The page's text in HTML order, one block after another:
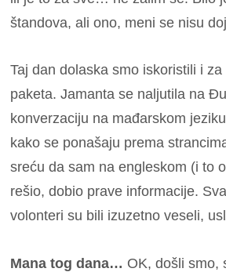
štandova, ali ono, meni se nisu
Taj dan dolaska smo iskoristili i
paketa. Jamanta se naljutila na
konverzaciju na mađarskom
kako se ponašaju prema
sreću da sam na engleskom (i to
rešio, dobio prave informacije.
volonteri su bili izuzetno veseli,
Mana tog dana… OK, došli smo,